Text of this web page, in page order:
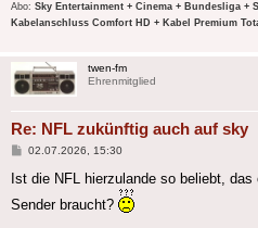
Abo: Sky Entertainment + Cinema + Bundesliga +
Kabelanschluss Comfort HD + Kabel Premium
twen-fm
Ehrenmitglied
Re: NFL zukünftig auch auf sky
Beitrag
02.07.2026, 15:30
Ist die NFL hierzulande so beliebt,
Sender braucht?